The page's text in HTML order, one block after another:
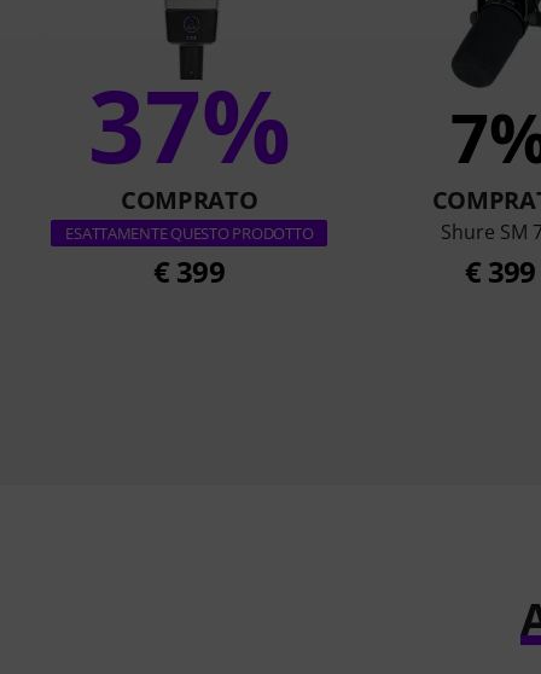
37%
COMPRATO
ESATTAMENTE QUESTO PRODOTTO
€ 399
Shure SM
€ 399